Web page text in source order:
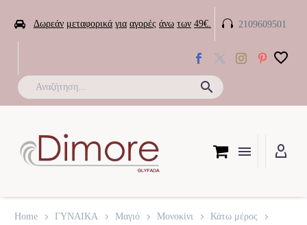
 Δωρεάν μεταφορικά για αγορές άνω των 49€. 
 2109609501
Home ΓΥΝΑΙΚΑ Μαγιό Μονοκίνι
Κάτω μέρος